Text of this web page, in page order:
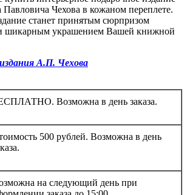
Павловича Чехова в кожаном переплете.
станет принятым сюрпризом
шикарным украшением Вашей книжной
А.П. Чеховa
Возможна в день заказа.
500 рублей. Возможна в день
на следующий день при